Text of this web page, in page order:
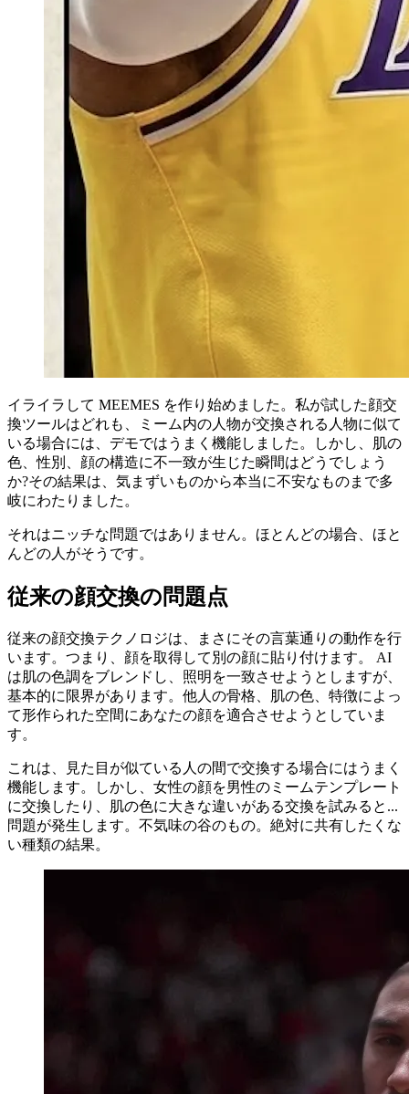
イライラして MEEMES を作り始めました。私が試した顔交
換ツールはどれも、ミーム内の人物が交換される人物に似て
いる場合には、デモではうまく機能しました。しかし、肌の
色、性別、顔の構造に不一致が生じた瞬間はどうでしょう
か?その結果は、気まずいものから本当に不安なものまで多
岐にわたりました。
それはニッチな問題ではありません。ほとんどの場合、ほと
んどの人がそうです。
従来の顔交換の問題点
従来の顔交換テクノロジは、まさにその言葉通りの動作を行
います。つまり、顔を取得して別の顔に貼り付けます。 AI
は肌の色調をブレンドし、照明を一致させようとしますが、
基本的に限界があります。他人の骨格、肌の色、特徴によっ
て形作られた空間にあなたの顔を適合させようとしていま
す。
これは、見た目が似ている人の間で交換する場合にはうまく
機能します。しかし、女性の顔を男性のミームテンプレート
に交換したり、肌の色に大きな違いがある交換を試みると...
問題が発生します。不気味の谷のもの。絶対に共有したくな
い種類の結果。